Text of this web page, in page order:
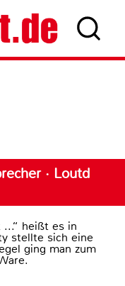
· Loutd
heißt es in
stellte sich eine
ging man zum